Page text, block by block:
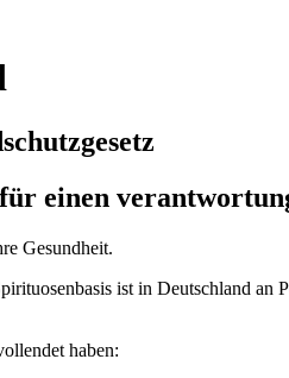
einen
Gesundheit.
ist in Deutschland an
haben: